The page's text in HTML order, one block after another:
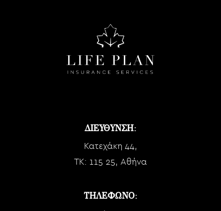
ΔΙΕΥΘΥΝΣΗ:
Κατεχάκη 44,
TK: 115 25, Αθήνα
ΤΗΛΕΦΩΝΟ: